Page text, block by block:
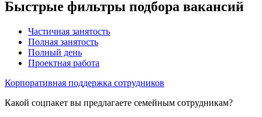
Быстрые фильтры подбора вакансий
Частичная занятость
Полная занятость
Полный день
Проектная работа
Корпоративная поддержка сотрудников
Какой соцпакет вы предлагаете семейным сотрудникам?